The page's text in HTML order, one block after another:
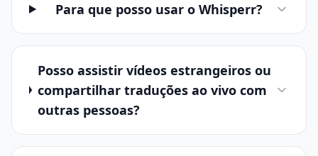
Para que posso usar o Whisperr?
Posso assistir vídeos estrangeiros ou
compartilhar traduções ao vivo com
outras pessoas?